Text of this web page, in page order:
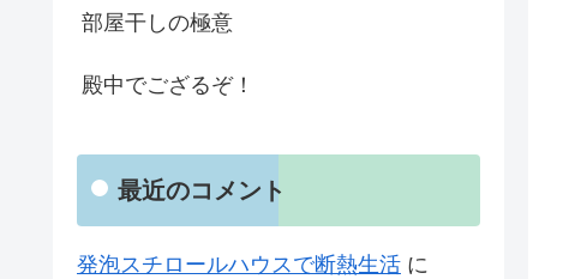
部屋干しの極意
殿中でござるぞ！
最近のコメント
発泡スチロールハウスで断熱生活 に